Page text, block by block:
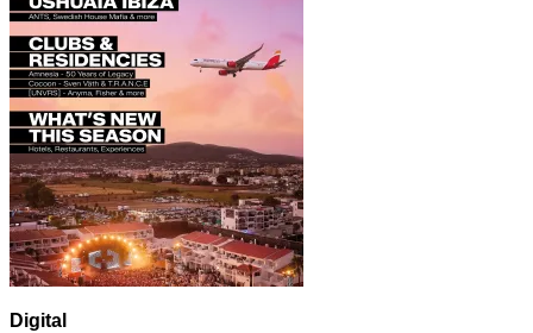
Digital